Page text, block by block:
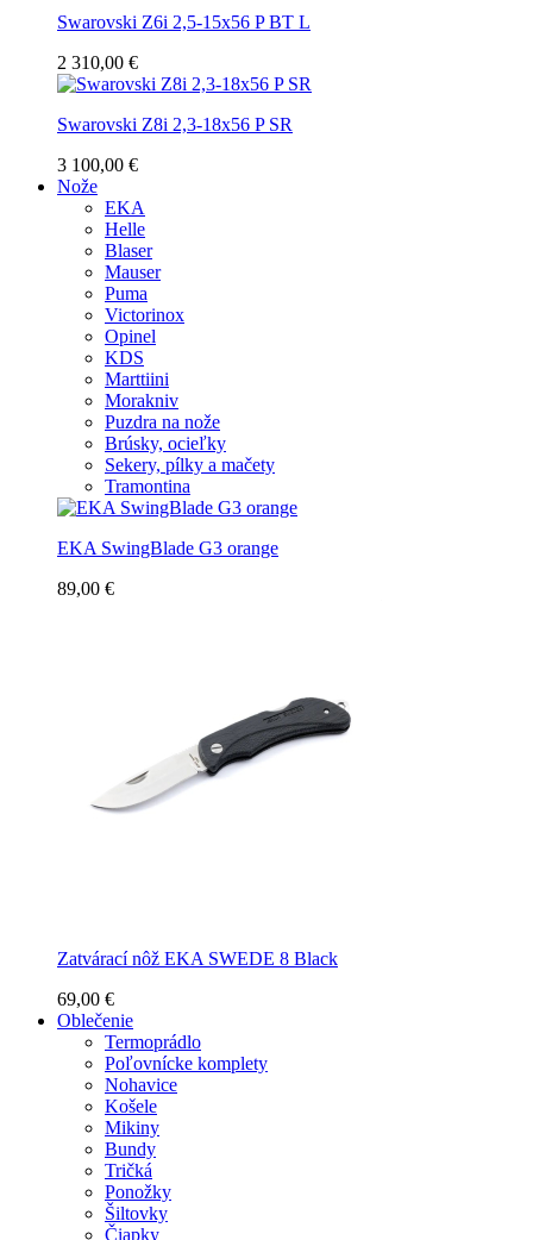
Swarovski Z6i 2,5-15x56 P BT L
2 310,00 €
Swarovski Z8i 2,3-18x56 P SR
3 100,00 €
Nože
EKA
Helle
Blaser
Mauser
Puma
Victorinox
Opinel
KDS
Marttiini
Morakniv
Puzdra na nože
Brúsky, ocieľky
Sekery, pílky a mačety
Tramontina
EKA SwingBlade G3 orange
89,00 €
Zatvárací nôž EKA SWEDE 8 Black
69,00 €
Oblečenie
Termoprádlo
Poľovnícke komplety
Nohavice
Košele
Mikiny
Bundy
Tričká
Ponožky
Šiltovky
Čiapky